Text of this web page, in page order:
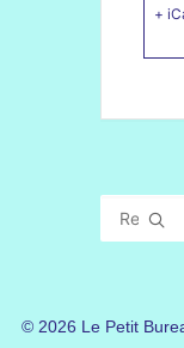
+
© 2026 Le Petit